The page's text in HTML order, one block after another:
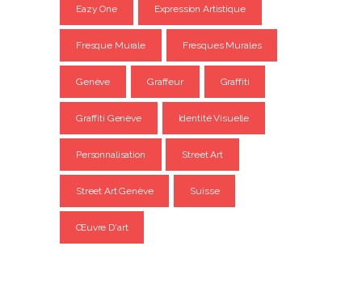
Eazy One Expression Artistique
Fresque Murale Fresques Murales
Genève Graffeur Graffiti
Graffiti Genève Identité Visuelle
Personnalisation Street Art
Street Art Genève Suisse
Œuvre D'art